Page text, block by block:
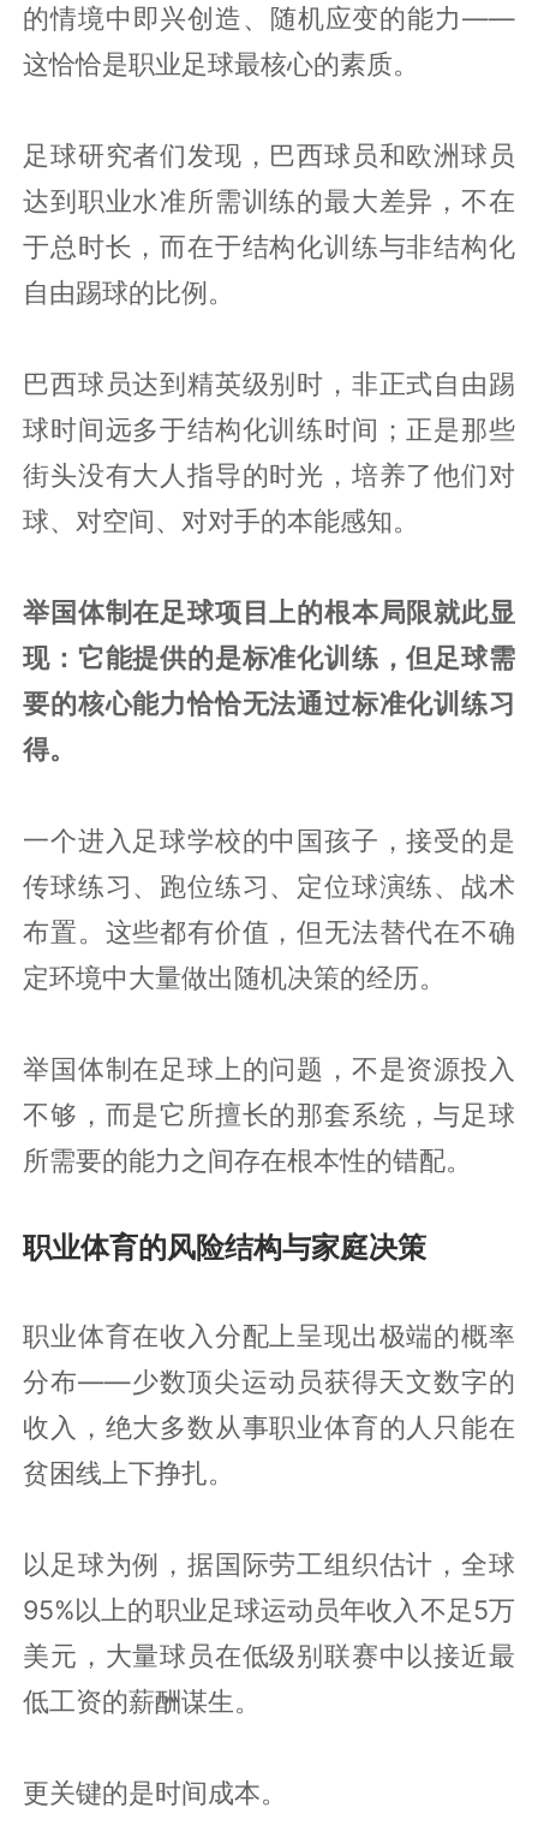
的情境中即兴创造、随机应变的能力——
这恰恰是职业足球最核心的素质。
足球研究者们发现，巴西球员和欧洲球员
达到职业水准所需训练的最大差异，不在
于总时长，而在于结构化训练与非结构化
自由踢球的比例。
巴西球员达到精英级别时，非正式自由踢
球时间远多于结构化训练时间；正是那些
街头没有大人指导的时光，培养了他们对
球、对空间、对对手的本能感知。
举国体制在足球项目上的根本局限就此显
现：它能提供的是标准化训练，但足球需
要的核心能力恰恰无法通过标准化训练习
得。
一个进入足球学校的中国孩子，接受的是
传球练习、跑位练习、定位球演练、战术
布置。这些都有价值，但无法替代在不确
定环境中大量做出随机决策的经历。
举国体制在足球上的问题，不是资源投入
不够，而是它所擅长的那套系统，与足球
所需要的能力之间存在根本性的错配。
职业体育的风险结构与家庭决策
职业体育在收入分配上呈现出极端的概率
分布——少数顶尖运动员获得天文数字的
收入，绝大多数从事职业体育的人只能在
贫困线上下挣扎。
以足球为例，据国际劳工组织估计，全球
95%以上的职业足球运动员年收入不足5万
美元，大量球员在低级别联赛中以接近最
低工资的薪酬谋生。
更关键的是时间成本。